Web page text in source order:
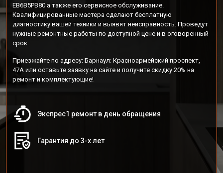
EB6B5PB80 а также его сервисное обслуживание.
Квалифицированные мастера сделают бесплатную
диагностику вашей техники и выявят неисправность. Проведут
нужные ремонтные работы по доступной цене и в оговоренный
срок.
Приезжайте по адресу: Барнаул: Красноармейский проспект,
47А или оставьте заявку на сайте и получите скидку 20% на
ремонт и комплектующие!
Экспрес1 ремонт в день обращения
Гарантия до 3-х лет